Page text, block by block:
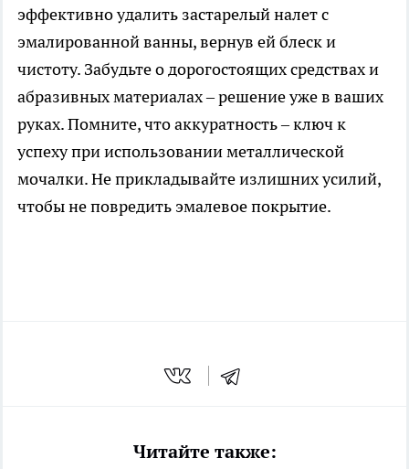
эффективно удалить застарелый налет с
эмалированной ванны, вернув ей блеск и
чистоту. Забудьте о дорогостоящих средствах и
абразивных материалах – решение уже в ваших
руках. Помните, что аккуратность – ключ к
успеху при использовании металлической
мочалки. Не прикладывайте излишних усилий,
чтобы не повредить эмалевое покрытие.
Читайте также: